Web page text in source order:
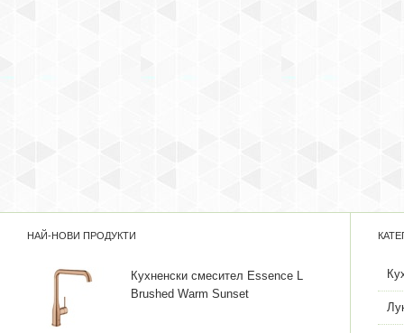
НАЙ-НОВИ ПРОДУКТИ
Кухненски смесител Essence L
Brushed Warm Sunset